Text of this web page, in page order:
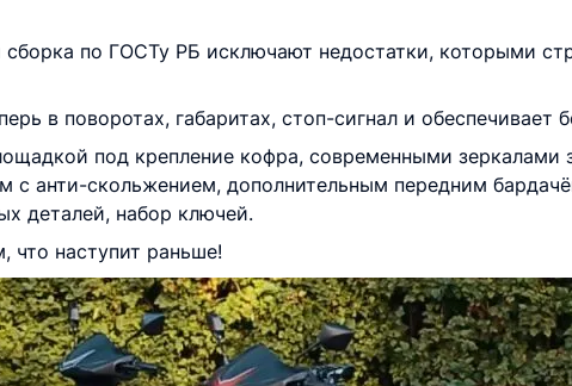
сборка по ГОСТу РБ исключают недостатки, которыми
в поворотах, габаритах, стоп-сигнал и обеспечивает
под крепление кофра, современными зеркалами
с анти-скольжением, дополнительным передним
деталей, набор ключей.
что наступит раньше!